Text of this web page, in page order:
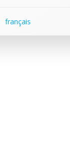
français